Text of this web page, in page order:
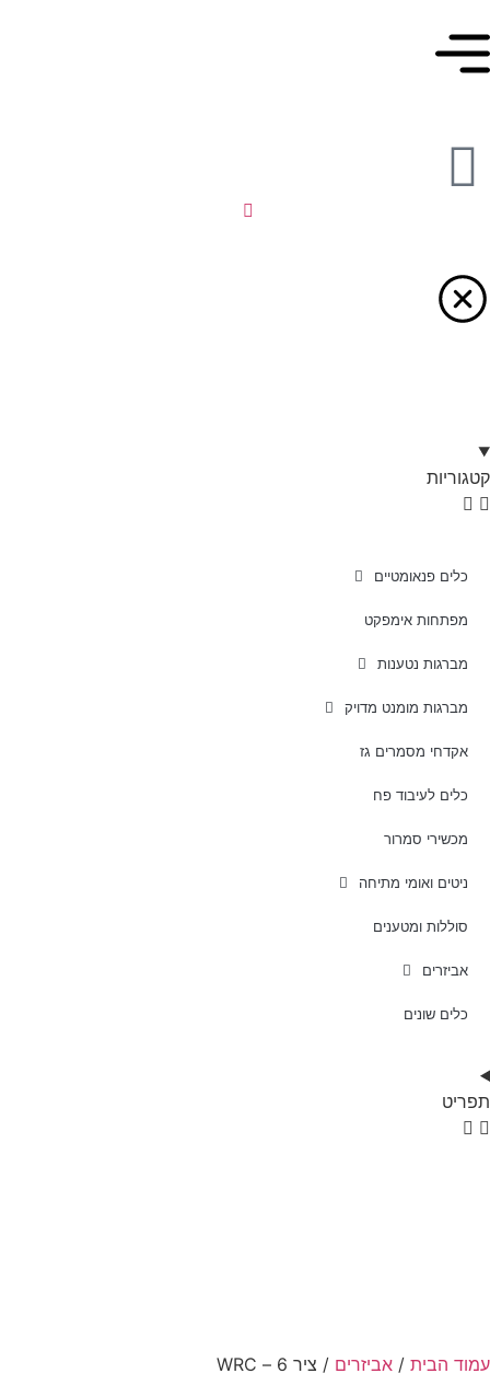
קטגוריות
כלים פנאומטיים
מפתחות אימפקט
מברגות נטענות
מברגות מומנט מדויק
אקדחי מסמרים גז
כלים לעיבוד פח
מכשירי סמרור
ניטים ואומי מתיחה
סוללות ומטענים
אביזרים
כלים שונים
תפריט
עמוד הבית / אביזרים / ציר 6 – WRC